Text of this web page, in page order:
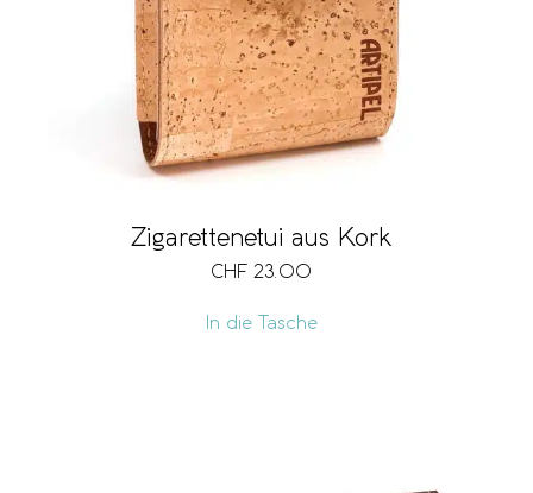
Zigarettenetui aus Kork
CHF 23.00
In die Tasche